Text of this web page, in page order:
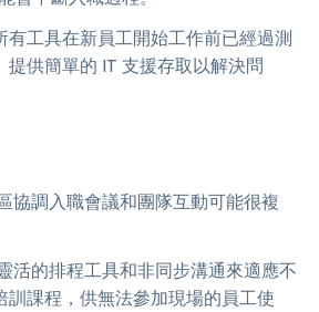
有工具在新員工開始工作前已經過測
提供簡單的 IT 支援存取以解決問
協調入職會議和團隊互動可能很複
活的排程工具和非同步溝通來適應不
訓課程，供無法參加現場的員工使